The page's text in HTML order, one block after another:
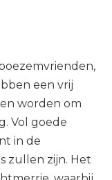
een vrij
worden om
Vol goede
in de
zullen zijn. Het